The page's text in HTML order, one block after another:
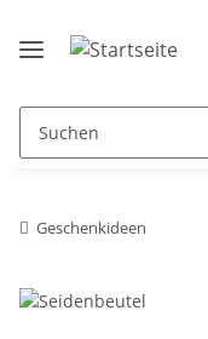
Geschenkideen